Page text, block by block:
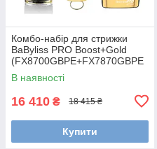
Комбо-набір для стрижки
BaByliss PRO Boost+Gold
(FX8700GBPE+FX7870GBPE
+FXFS2GE)
В наявності
16 410 ₴ 18 415 ₴
Купити